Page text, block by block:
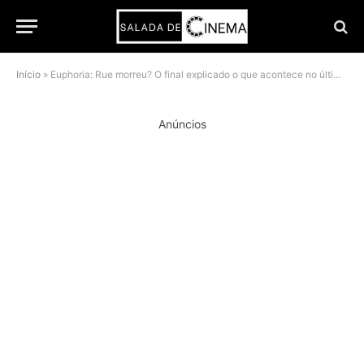
Início » Euphoria: Rue morreu? O final explicado o que acontece no último episódio da 3ª temporada
Anúncios